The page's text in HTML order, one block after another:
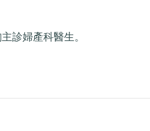
診婦產科醫生。